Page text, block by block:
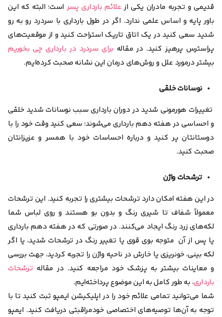
قدیمی و تجربه مادران یکی ازعلائم بارداری پسراست؛ البته که این
باور پایه و اساس علمی ندارد. اگر در طول بارداری با سردرد رو به رو
شدید سعی کنید در یک اتاق تاریک استراحت کنید و از موقعیت‌های
پراسترس پرهیز کنید. در مقاله برای سردرد در بارداری چی بخوریم
بیشتر درمورد علل و روش‌های درمان این نشانه صحبت کرده‌ایم.
نوسانات خلقی
تغییرات هورمونی شدید در دوران بارداری سبب نوسانات شدید خلقی
و احساسی در هفته دهم بارداری می‌شوند؛ سعی کنید وقت خود را با
دوستانتان پر کنید و درباره احساسات خود با همسر و عزیزانتان
صحبت کنید.
ترشحات واژن
در این هفته امکان دارد ترشحات بیشتری را تجربه کنید. این ترشحات
معمولاًشفاف تا شیری رنگ و بدون بو هستند و روی لباس شما
لکه‌های زرد رنگ ایجاد می‌کنند. در صورتی که در هفته دهم بارداری
یا پس از آن متوجه بوی قوی یا تغییر رنگ در ترشحات شدید، یا اگر
لکه بینی، خونریزی یا خارش در ناحیه واژن را تجربه کردید، جهت بررسی
و معاینات بیشتر به پزشک خود مراجعه کنید. در مقاله ترشحات
بارداری، به طور کامل به این موضوع پرداخته‌ایم.
شما می‌توانید تمامی علائم خود را در اپلیکیشن ایمپو ثبت کنید تا با
توجه به آن‌ها توصیه‌های اختصاصی خودمراقبتی دریافت کنید. ایمپو